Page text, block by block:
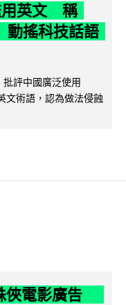
用英文 稱
動搖科技話語
評中國廣泛使用
文術語，認為做法侵蝕
俠電影廣告